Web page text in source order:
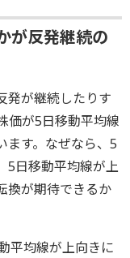
が反発継続の
発が継続したりす
価が5日移動平均線
ます。なぜなら、5
5日移動平均線が上
換が期待できるか
平均線が上向きに